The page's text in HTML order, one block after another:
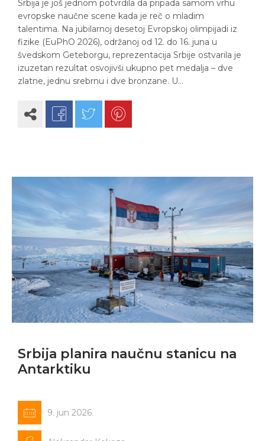
Srbija je još jednom potvrdila da pripada samom vrhu
evropske naučne scene kada je reč o mladim
talentima. Na jubilarnoj desetoj Evropskoj olimpijadi iz
fizike (EuPhO 2026), održanoj od 12. do 16. juna u
švedskom Geteborgu, reprezentacija Srbije ostvarila je
izuzetan rezultat osvojivši ukupno pet medalja – dve
zlatne, jednu srebrnu i dve bronzane. U…
Srbija planira naučnu stanicu na
Antarktiku
9. jun 2026.